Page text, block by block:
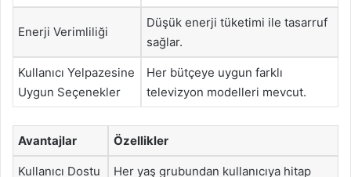
Enerji Verimliliği
Düşük enerji tüketimi ile tasarruf
sağlar.
Kullanıcı Yelpazesine
Uygun Seçenekler
Her bütçeye uygun farklı
televizyon modelleri mevcut.
Avantajlar Özellikler
Kullanıcı Dostu
Her yaş grubundan kullanıcıya hitap